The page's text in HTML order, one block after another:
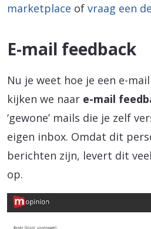
marketplace of vraag een
E-mail feedback
Nu je weet hoe je een e-
kijken we naar e-mail
‘gewone’ mails die je zelf
eigen inbox. Omdat dit
berichten zijn, levert dit
op.